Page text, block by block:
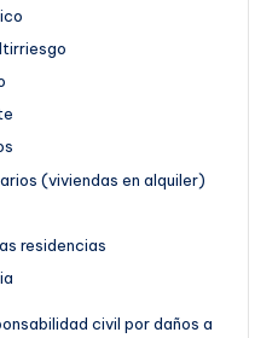
(viviendas en alquiler)
residencias
civil por daños a